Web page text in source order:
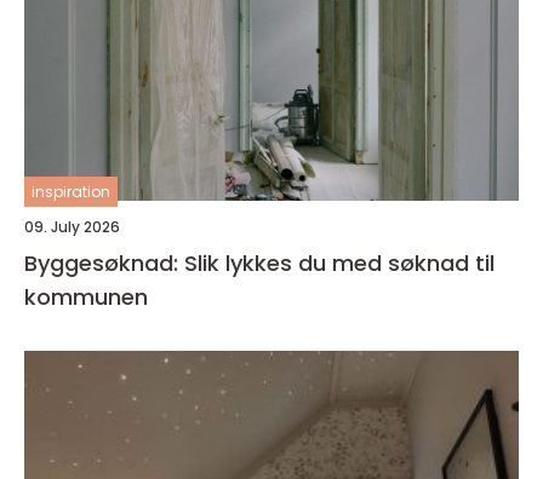
inspiration
09. July 2026
Byggesøknad: Slik lykkes du med søknad til
kommunen